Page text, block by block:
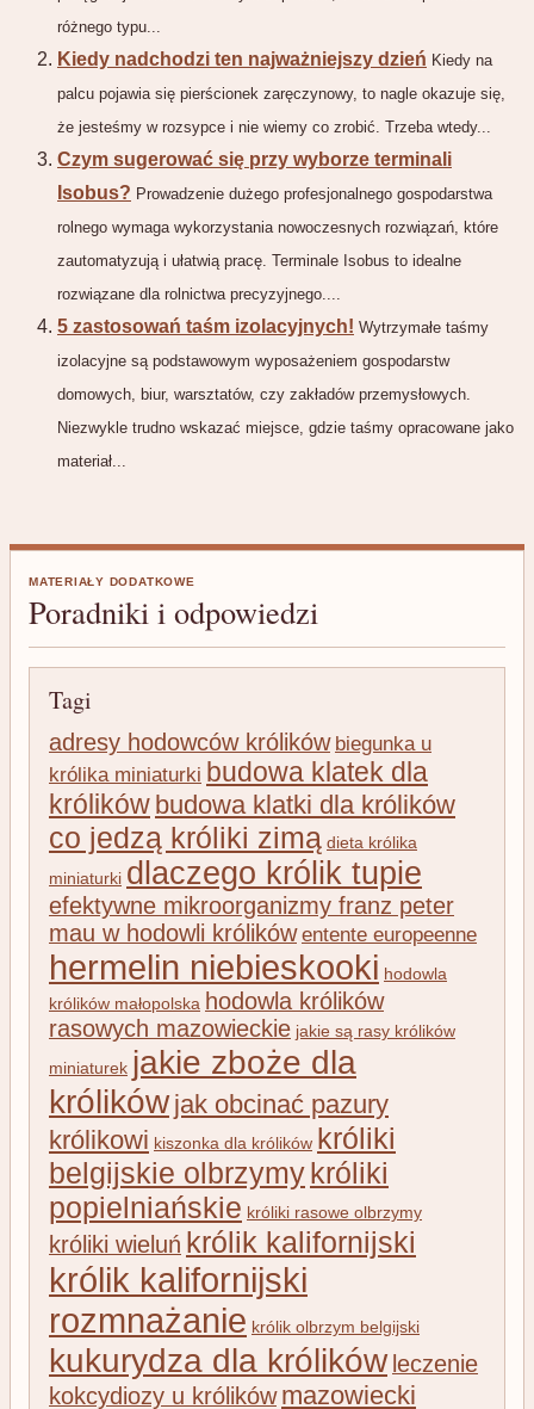
różnego typu...
Kiedy nadchodzi ten najważniejszy dzień Kiedy na
palcu pojawia się pierścionek zaręczynowy, to nagle okazuje się,
że jesteśmy w rozsypce i nie wiemy co zrobić. Trzeba wtedy...
Czym sugerować się przy wyborze terminali
Isobus? Prowadzenie dużego profesjonalnego gospodarstwa
rolnego wymaga wykorzystania nowoczesnych rozwiązań, które
zautomatyzują i ułatwią pracę. Terminale Isobus to idealne
rozwiązane dla rolnictwa precyzyjnego....
5 zastosowań taśm izolacyjnych! Wytrzymałe taśmy
izolacyjne są podstawowym wyposażeniem gospodarstw
domowych, biur, warsztatów, czy zakładów przemysłowych.
Niezwykle trudno wskazać miejsce, gdzie taśmy opracowane jako
materiał...
MATERIAŁY DODATKOWE
Poradniki i odpowiedzi
Tagi
adresy hodowców królików biegunka u
królika miniaturki budowa klatek dla
królików budowa klatki dla królików
co jedzą króliki zimą dieta królika
miniaturki dlaczego królik tupie
efektywne mikroorganizmy franz peter
mau w hodowli królików entente europeenne
hermelin niebieskooki hodowla
królików małopolska hodowla królików
rasowych mazowieckie jakie są rasy królików
miniaturek jakie zboże dla
królików jak obcinać pazury
królikowi kiszonka dla królików króliki
belgijskie olbrzymykróliki
popielniańskie króliki rasowe olbrzymy
króliki wieluń królik kalifornijski
królik kalifornijski
rozmnażanie królik olbrzym belgijski
kukurydza dla królików leczenie
kokcydiozy u królików mazowiecki